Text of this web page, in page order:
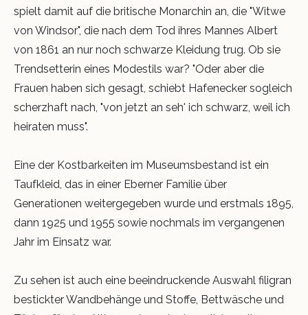
spielt damit auf die britische Monarchin an, die "Witwe
von Windsor", die nach dem Tod ihres Mannes Albert
von 1861 an nur noch schwarze Kleidung trug. Ob sie
Trendsetterin eines Modestils war? "Oder aber die
Frauen haben sich gesagt, schiebt Hafenecker sogleich
scherzhaft nach, "von jetzt an seh' ich schwarz, weil ich
heiraten muss".
Eine der Kostbarkeiten im Museumsbestand ist ein
Taufkleid, das in einer Eberner Familie über
Generationen weitergegeben wurde und erstmals 1895,
dann 1925 und 1955 sowie nochmals im vergangenen
Jahr im Einsatz war.
Zu sehen ist auch eine beeindruckende Auswahl filigran
bestickter Wandbehänge und Stoffe, Bettwäsche und